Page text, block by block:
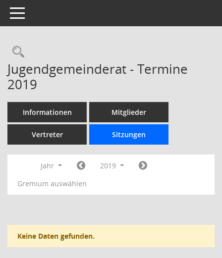
Toggle navigation
Rechercheauswahl
Jugendgemeinderat - Termine
2019
Informationen Mitglieder
Vertreter Sitzungen
Jahr
2019
Gremium auswählen
Keine Daten gefunden.